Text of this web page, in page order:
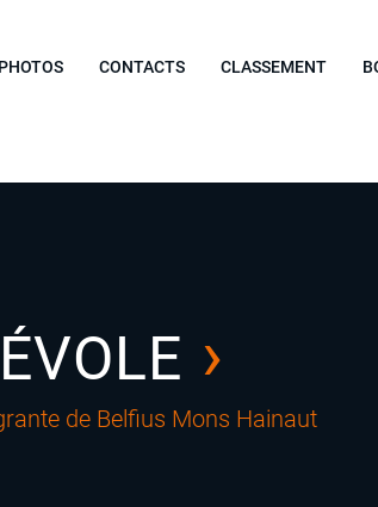
PHOTOS CONTACTS CLASSEMENT
de Belfius Mons Hainaut